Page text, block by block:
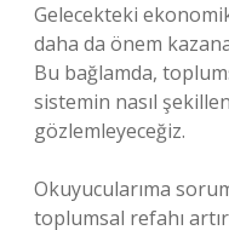
Gelecekteki
daha da önem
Bu bağlamda,
sistemin nasıl
gözlemleyeceğiz.
Okuyucularıma
toplumsal refahı